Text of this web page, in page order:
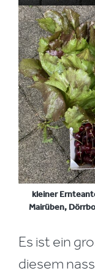
kleiner
Mairüben,
Es ist ein
diesem